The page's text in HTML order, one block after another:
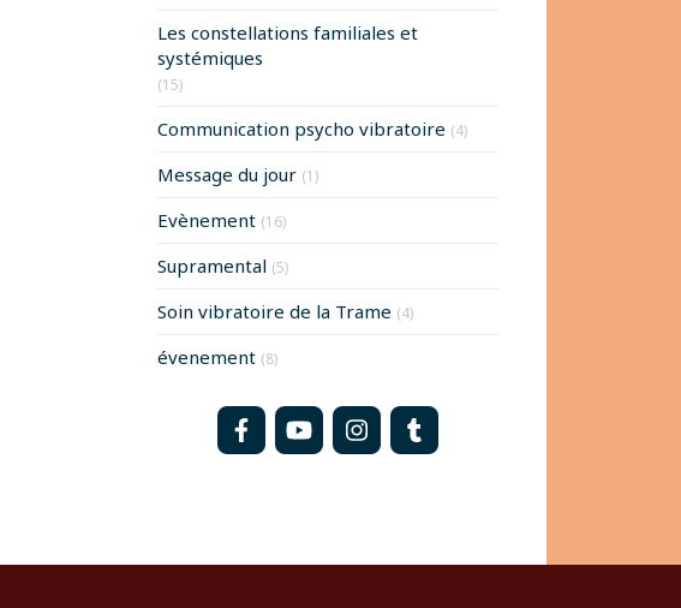
Les constellations familiales et
systémiques
(15)
Communication psycho vibratoire (4)
Message du jour (1)
Evènement (16)
Supramental (5)
Soin vibratoire de la Trame (4)
évenement (8)